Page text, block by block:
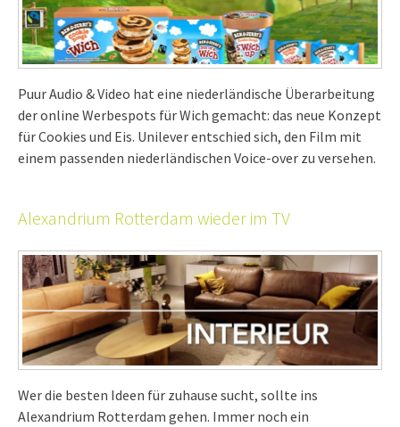
Puur Audio & Video hat eine niederländische Überarbeitung
der online Werbespots für Wich gemacht: das neue Konzept
für Cookies und Eis. Unilever entschied sich, den Film mit
einem passenden niederländischen Voice-over zu versehen.
Alexandrium Rotterdam wieder im TV
Wer die besten Ideen für zuhause sucht, sollte ins
Alexandrium Rotterdam gehen. Immer noch ein